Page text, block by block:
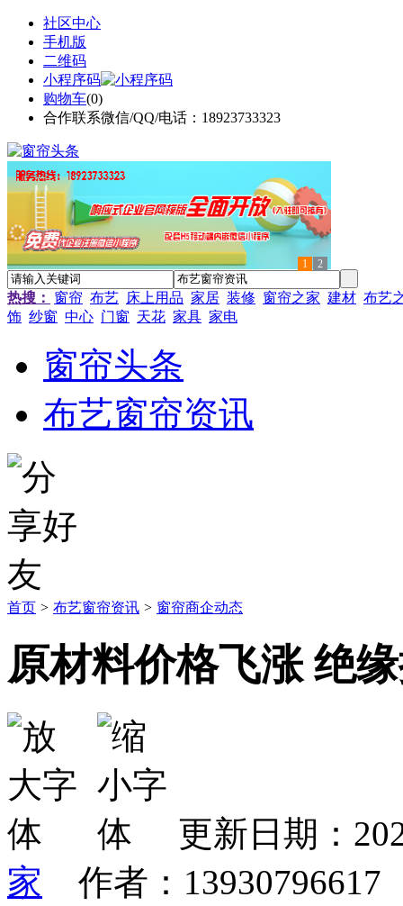
社区中心
手机版
二维码
小程序码
购物车(0)
合作联系微信/QQ/电话：18923733323
1 2
热搜： 窗帘 布艺 床上用品 家居 装修 窗帘之家 建材 布艺
饰 纱窗 中心 门窗 天花 家具 家电
窗帘头条
布艺窗帘资讯
首页 > 布艺窗帘资讯 > 窗帘商企动态
原材料价格飞涨 绝
更新日期：
家 作者：